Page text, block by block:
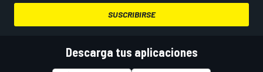
SUSCRIBIRSE
Descarga tus aplicaciones